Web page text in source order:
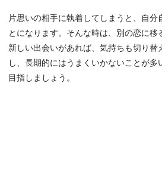
片思いの相手に執着してしまうと、自分
とになります。そんな時は、別の恋に移
新しい出会いがあれば、気持ちも切り替
し、長期的にはうまくいかないことが多
目指しましょう。